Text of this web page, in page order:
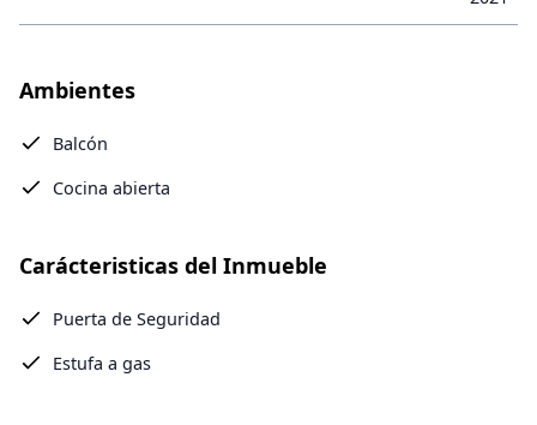
Ambientes
Balcón
Cocina abierta
Carácteristicas del Inmueble
Puerta de Seguridad
Estufa a gas